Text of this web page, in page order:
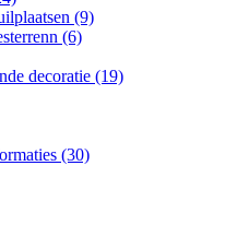
(9)
(6)
decoratie (19)
(30)